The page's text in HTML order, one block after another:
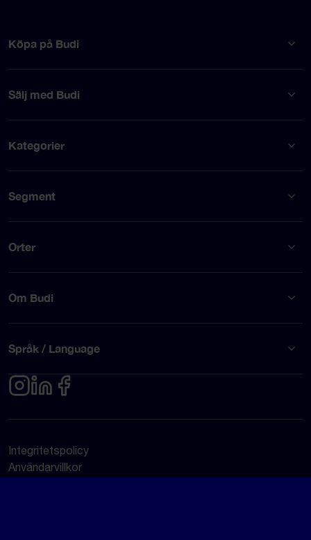
Köpa på Budi
Sälj med Budi
Kategorier
Segment
Orter
Om Budi
Språk / Language
Integritetspolicy
Användarvillkor